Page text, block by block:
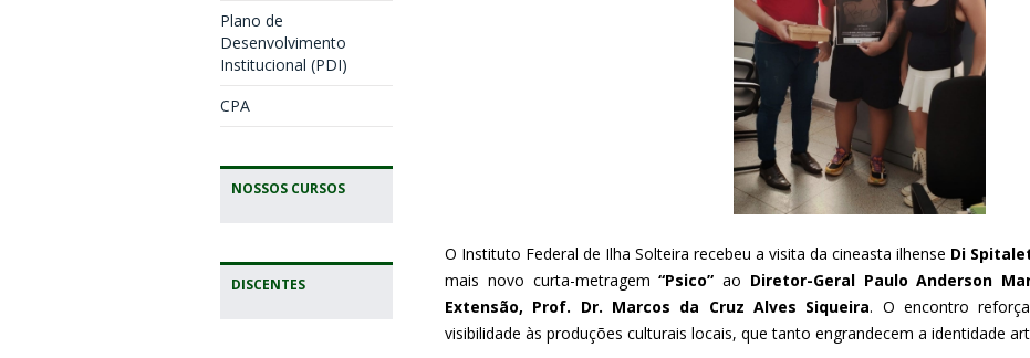
Plano de
Desenvolvimento
Institucional (PDI)
CPA
NOSSOS CURSOS
DISCENTES
O Instituto Federal de Ilha Solteira recebeu a visita da cineasta ilhense Di
mais novo curta-metragem“Psico” ao Diretor-Geral Paulo Anderson
Extensão, Prof. Dr. Marcos da Cruz Alves Siqueira. O encontro
visibilidade às produções culturais locais, que tanto engrandecem a identidade